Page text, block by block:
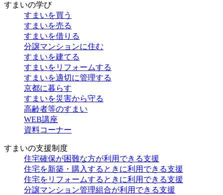
すまいの学び
すまいを買う
すまいを売る
すまいを借りる
分譲マンションに住む
すまいを建てる
すまいをリフォームする
すまいを適切に管理する
京都に暮らす
すまいを災害から守る
高齢者等のすまい
WEB講座
資料コーナー
すまいの支援制度
住宅確保が困難な方が利用できる支援
住宅を新築・購入するときに利用できる支援
住宅をリフォームするときに利用できる支援
分譲マンション管理組合が利用できる支援